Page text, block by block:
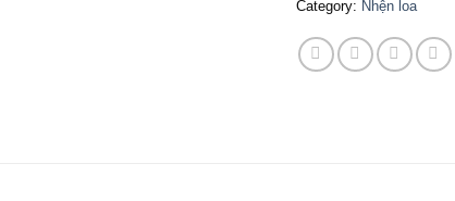
Category: Nhện loa